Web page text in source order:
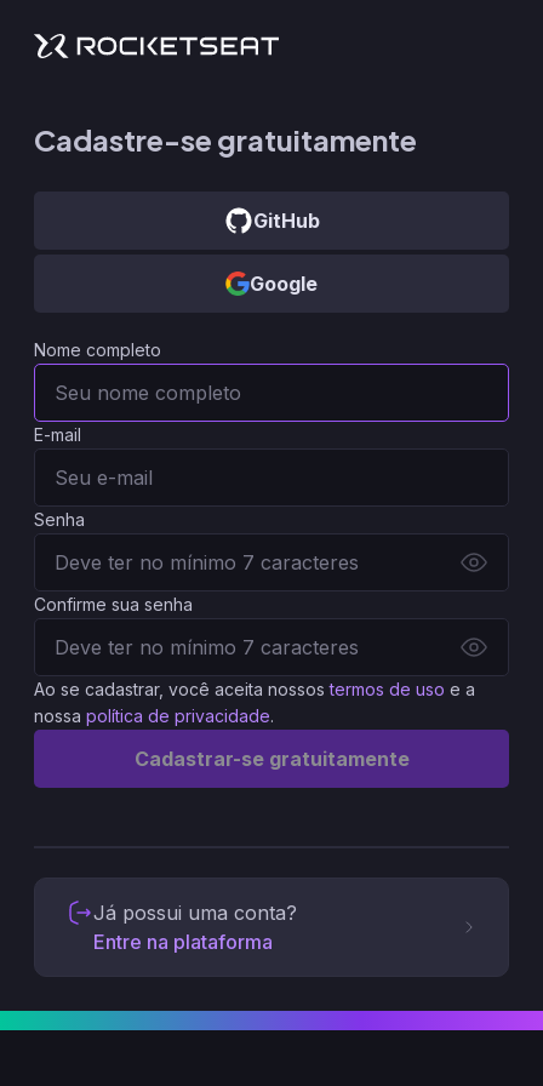
Cadastre-se gratuitamente
GitHub
Google
Nome completo
E-mail
Senha
Confirme sua senha
Ao se cadastrar, você aceita nossos termos de uso e a
nossa política de privacidade.
Cadastrar-se gratuitamente
Já possui uma conta?
Entre na plataforma